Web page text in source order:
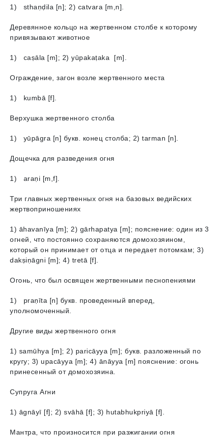
1) sthaṇḍila [n]; 2) catvara [m,n].
Деревянное кольцо на жертвенном столбе к которому
привязывают животное
1) caṣālа [m]; 2) yūpakaṭaka [m].
Ограждение, загон возле жертвенного места
1) kumbā [f].
Верхушка жертвенного столба
1) yūpāgra [n] букв. конец столба; 2) tarman [n].
Дощечка для разведения огня
1) araṇi [m,f].
Три главных жертвенных огня на базовых ведийских
жертвоприношениях
1) āhavanīya [m]; 2) gārhapatyа [m]; пояснение: один из 3
огней, что постоянно сохраняются домохозяином,
который он принимает от отца и передает потомкам; 3)
dakṣiṇāgni [m]; 4) tretā [f].
Огонь, что был освящен жертвенными песнопениями
1) praṇīta [n] букв. проведенный вперед,
уполномоченный.
Другие виды жертвенного огня
1) samūhya [m]; 2) paricāyyа [m]; букв. разложенный по
кругу; 3) upacāyyа [m]; 4) ānāyya [m] пояснение: огонь
принесенный от домохозяина.
Супруга Агни
1) āgnāyī [f]; 2) svāhā [f]; 3) hutabhukpriyā [f].
Мантра, что произносится при разжигании огня